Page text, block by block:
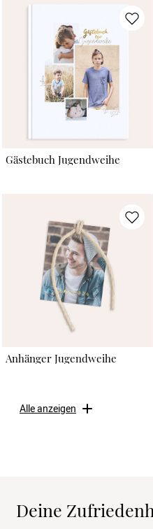
Gästebuch Jugendweihe
Anhänger Jugendweihe
Alle anzeigen
Deine